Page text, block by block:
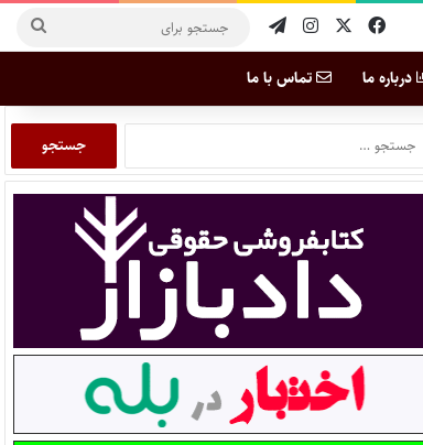
درباره ما تماس با ما